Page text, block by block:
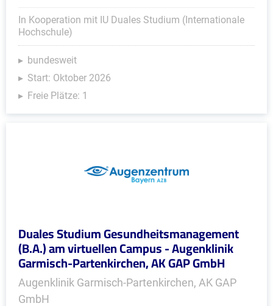
In Kooperation mit IU Duales Studium (Internationale
Hochschule)
bundesweit
Start: Oktober 2026
Freie Plätze: 1
Duales Studium Gesundheitsmanagement
(B.A.) am virtuellen Campus - Augenklinik
Garmisch-Partenkirchen, AK GAP GmbH
Augenklinik Garmisch-Partenkirchen, AK GAP
GmbH